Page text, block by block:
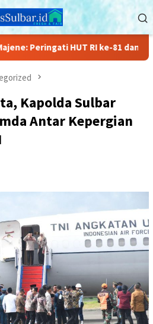
HUT RI ke-81 dan Hari Jadi
Kapolda Sulbar
Antar Kepergian